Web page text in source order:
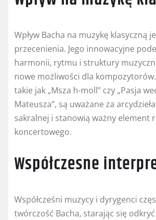
Wpływ Bacha na muzykę klasyczną
przecenienia. Jego innowacyjne
harmonii, rytmu i struktury
nowe możliwości dla kompozytorów.
takie jak „Msza h-moll” czy „Pasja
Mateusza”, są uważane za
sakralnej i stanowią ważny element
koncertowego.
Współczesne
Współcześni muzycy i dyrygenci
twórczość Bacha, starając się